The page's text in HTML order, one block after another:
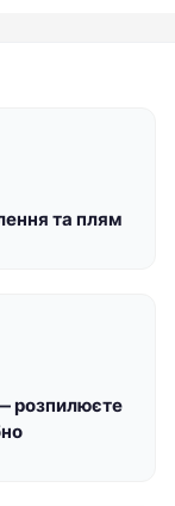
та плям
розпилюєте